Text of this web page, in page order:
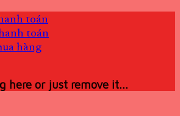
toán
toán
hàng
here or just remove it...